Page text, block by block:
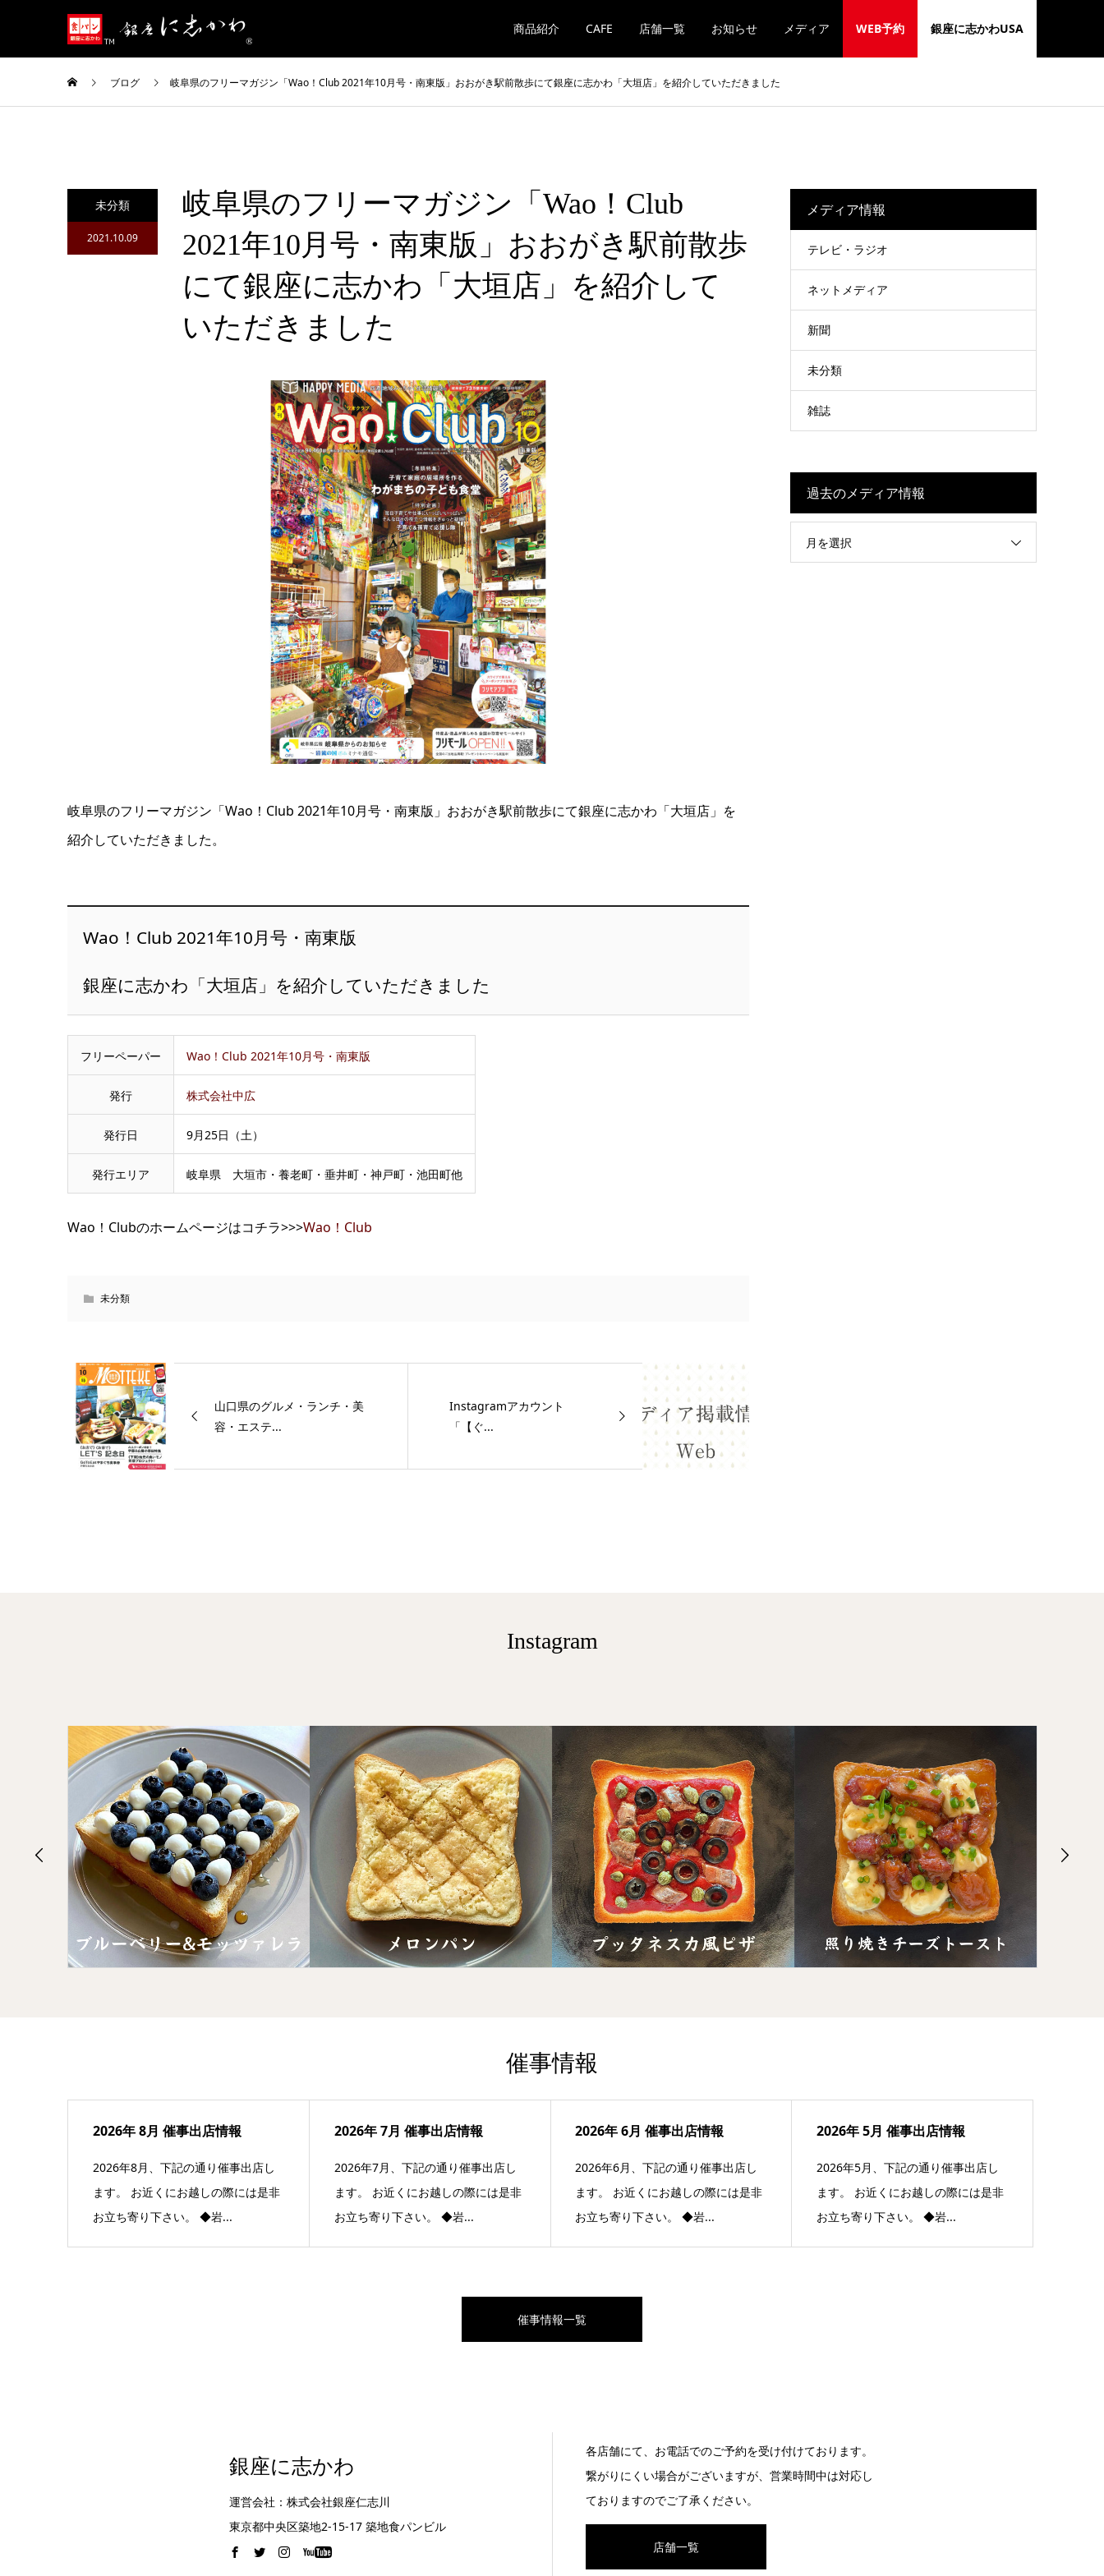
商品紹介 CAFE 店舗一覧 お知らせ メディア WEB予約 銀座に志かわUSA
ブログ 岐阜県のフリーマガジン「Wao！Club 2021年10月号・南東版」おおがき駅前散歩にて銀座に志かわ「大垣店」を紹介していただきました
未分類
2021.10.09
岐阜県のフリーマガジン「Wao！Club
2021年10月号・南東版」おおがき駅前散歩
にて銀座に志かわ「大垣店」を紹介して
いただきました
岐阜県のフリーマガジン「Wao！Club 2021年10月号・南東版」おおがき駅前散歩にて銀座に志かわ「大垣店」を
紹介していただきました。
Wao！Club 2021年10月号・南東版
銀座に志かわ「大垣店」を紹介していただきました
フリーペーパー Wao！Club 2021年10月号・南東版
発行 株式会社中広
発行日 9月25日（土）
発行エリア 岐阜県 大垣市・養老町・垂井町・神戸町・池田町他
Wao！Clubのホームページはコチラ>>>Wao！Club
未分類
山口県のグルメ・ランチ・美
容・エステ...
Instagramアカウント
「【ぐ...
メディア情報
テレビ・ラジオ
ネットメディア
新聞
未分類
雑誌
過去のメディア情報
月を選択
Instagram
催事情報
2026年 8月 催事出店情報
2026年8月、下記の通り催事出店し
ます。 お近くにお越しの際には是非
お立ち寄り下さい。 ◆岩...
2026年 7月 催事出店情報
2026年7月、下記の通り催事出店し
ます。 お近くにお越しの際には是非
お立ち寄り下さい。 ◆岩...
2026年 6月 催事出店情報
2026年6月、下記の通り催事出店し
ます。 お近くにお越しの際には是非
お立ち寄り下さい。 ◆岩...
2026年 5月 催事出店情報
2026年5月、下記の通り催事出店し
ます。 お近くにお越しの際には是非
お立ち寄り下さい。 ◆岩...
催事情報一覧
銀座に志かわ
運営会社：株式会社銀座仁志川
東京都中央区築地2-15-17 築地食パンビル
各店舗にて、お電話でのご予約を受け付けております。
繋がりにくい場合がございますが、営業時間中は対応し
ておりますのでご了承ください。
店舗一覧